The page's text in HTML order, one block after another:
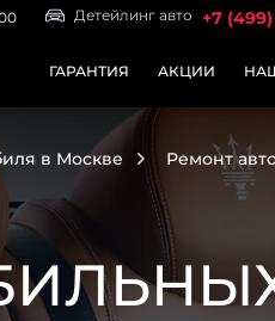
Детейлинг авто +7
ГАРАНТИЯ АКЦИИ
в Москве Ремонт